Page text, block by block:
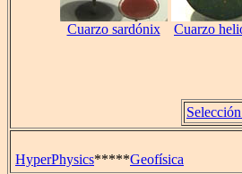
Cuarzo sardónix Cuarzo
HyperPhysics*****Geofísica